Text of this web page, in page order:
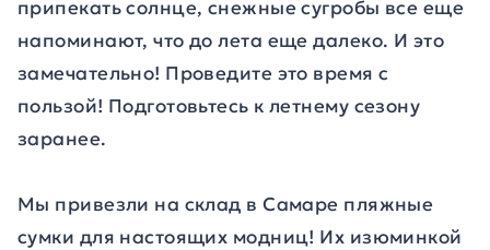
припекать солнце, снежные сугробы все еще
напоминают, что до лета еще далеко. И это
замечательно! Проведите это время с
пользой! Подготовьтесь к летнему сезону
заранее.
Мы привезли на склад в Самаре пляжные
сумки для настоящих модниц! Их изюминкой